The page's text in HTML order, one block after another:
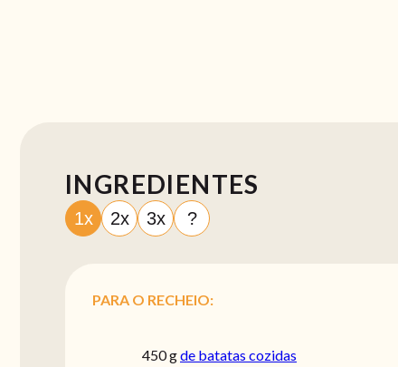
INGREDIENTES
1x 2x 3x ?
PARA O RECHEIO:
450gde batatas cozidas